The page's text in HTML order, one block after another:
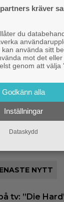
blir en av
spelar
på plats 3
ny långfilm –
serie
NYTT
tv: ”Die
kräver
du
använda sitt
mot det
genom att välja
Godkänn alla
Inställningar
Dataskydd